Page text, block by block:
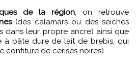
de la région, on retrouve
(des calamars ou des seiches
dans leur propre ancre) ainsi que
à pâte dure de lait de brebis, qui
confiture de cerises noires).